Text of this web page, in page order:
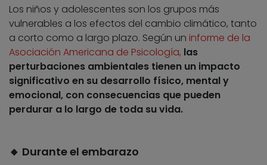
Los niños y adolescentes son los grupos más
vulnerables a los efectos del cambio climático, tanto
a corto como a largo plazo. Según un informe de la
Asociación Americana de Psicología, las
perturbaciones ambientales tienen un impacto
significativo en su desarrollo físico, mental y
emocional, con consecuencias que pueden
perdurar a lo largo de toda su vida.
🔸 Durante el embarazo